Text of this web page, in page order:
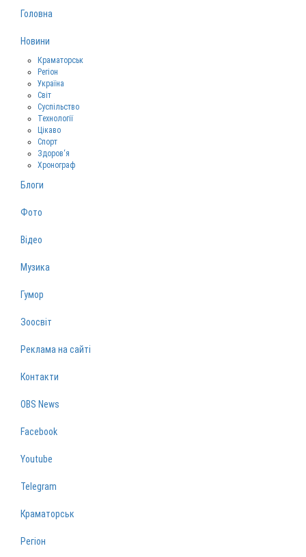
Головна
Новини
Краматорськ
Регіон
Україна
Світ
Суспільство
Технології
Цікаво
Спорт
Здоров‘я
Хронограф
Блоги
Фото
Відео
Музика
Гумор
Зоосвіт
Реклама на сайті
Контакти
OBS News
Facebook
Youtube
Telegram
Краматорськ
Регіон